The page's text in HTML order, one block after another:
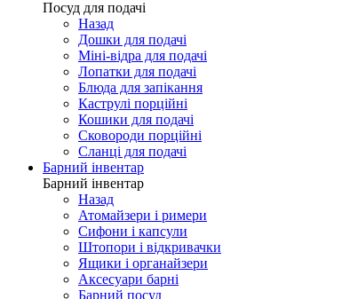
Посуд для подачі
Назад
Дошки для подачі
Міні-відра для подачі
Лопатки для подачі
Блюда для запікання
Каструлі порційні
Кошики для подачі
Сковороди порційні
Сланці для подачі
Барний інвентар
Барний інвентар
Назад
Атомайзери і римери
Сифони і капсули
Штопори і відкривачки
Ящики і органайзери
Аксесуари барні
Барний посуд